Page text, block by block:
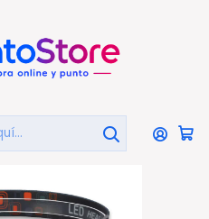
Camping
Lamparas
Recargable - Ps